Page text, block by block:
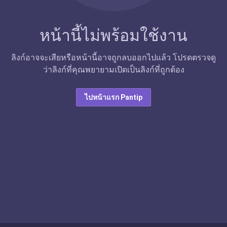
หน้านี้ไม่พร้อมใช้งาน
ลิงก์อาจจะเสียหรือหน้านี้อาจถูกลบออกไปแล้ว โปรดตรวจดู
ว่าลิงก์ที่คุณพยายามเปิดเป็นลิงก์ที่ถูกต้อง
ไปหน้าแรก Pantip